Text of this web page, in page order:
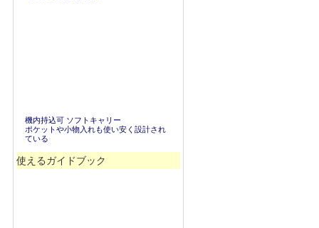
機内持込可 ソフトキャリー
ポケットや小物入れも使い安く設計され
ている
使えるガイドブック